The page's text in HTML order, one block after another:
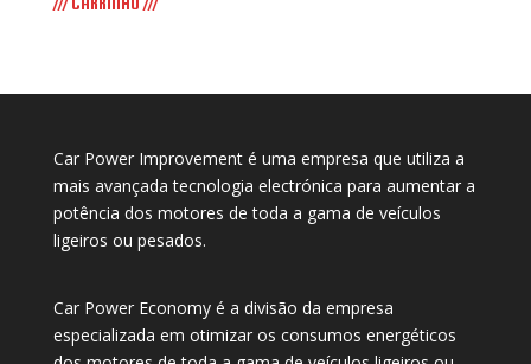
Car Power Improvement é uma empresa que utiliza a
mais avançada tecnologia electrónica para aumentar a
potência dos motores de toda a gama de veículos
ligeiros ou pesados.
Car Power Economy é a divisão da empresa
especializada em otimizar os consumos energéticos